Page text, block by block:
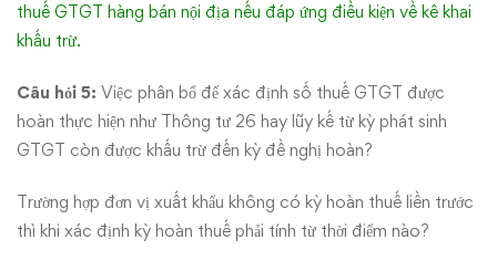
thuế GTGT hàng bán nội địa nếu đáp ứng điều kiện về kê khai
khấu trừ.
Câu hỏi 5: Việc phân bổ để xác định số thuế GTGT được
hoàn thực hiện như Thông tư 26 hay lũy kế từ kỳ phát sinh
GTGT còn được khấu trừ đến kỳ đề nghị hoàn?
Trường hợp đơn vị xuất khẩu không có kỳ hoàn thuế liền trước
thì khi xác định kỳ hoàn thuế phải tính từ thời điểm nào?